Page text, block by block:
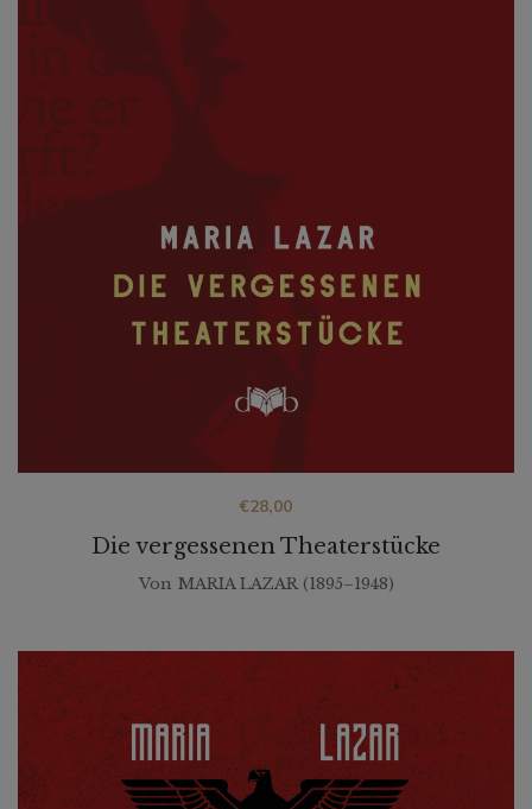
Die vergessenen Theaterstücke
€28,00
Von MARIA LAZAR (1895–1948)